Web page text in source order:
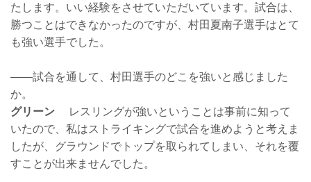
たします。いい経験をさせていただいています。試合は、
勝つことはできなかったのですが、村田夏南子選手はとて
も強い選手でした。
――試合を通して、村田選手のどこを強いと感じました
か。
グリーン
レスリングが強いということは事前に知って
いたので、私はストライキングで試合を進めようと考えま
したが、グラウンドでトップを取られてしまい、それを覆
すことが出来ませんでした。